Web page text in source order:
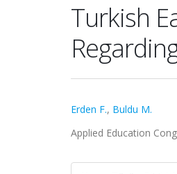
Turkish
Erden F., Buldu M.
Applied Education